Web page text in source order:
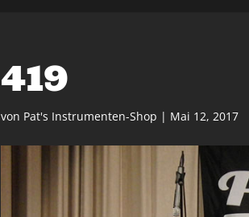
419
von Pat's Instrumenten-Shop | Mai 12, 2017